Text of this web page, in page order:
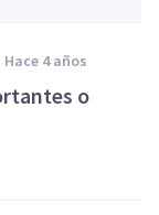
hace 4 años
o